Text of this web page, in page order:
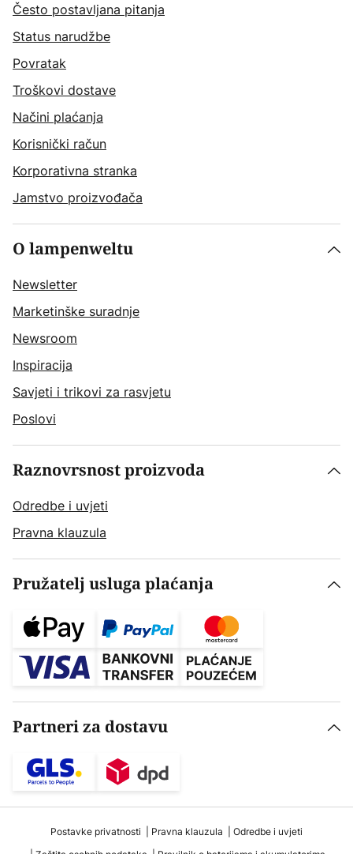
Često postavljana pitanja
Status narudžbe
Povratak
Troškovi dostave
Načini plaćanja
Korisnički račun
Korporativna stranka
Jamstvo proizvođača
O lampenweltu
Newsletter
Marketinške suradnje
Newsroom
Inspiracija
Savjeti i trikovi za rasvjetu
Poslovi
Raznovrsnost proizvoda
Odredbe i uvjeti
Pravna klauzula
Pružatelj usluga plaćanja
Partneri za dostavu
Postavke privatnosti Pravna klauzula
Odredbe i uvjeti